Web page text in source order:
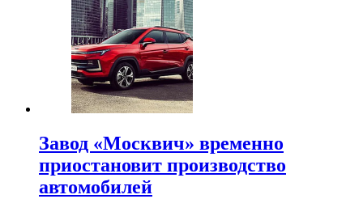
Завод «Москвич» временно
приостановит производство
автомобилей